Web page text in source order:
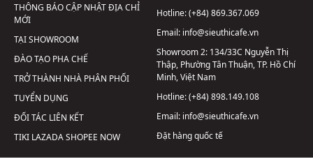
THÔNG BÁO CẬP NHẬT ĐỊA CHỈ
MỚI
TẠI SHOWROOM
ĐÀO TẠO PHA CHẾ
TRỞ THÀNH NHÀ PHÂN PHỐI
TUYỂN DỤNG
ĐỐI TÁC LIÊN KẾT
TIKI LAZADASHOPEE NOW
Hotline:(+84) 869.367.069
Email: info@sieuthicafe.vn
Showroom 2: 134/33C Nguyễn Thị
Thập, Phường Tân Thuận, TP. Hồ Chí
Minh, Việt Nam
Hotline:(+84) 898.149.108
Email: info@sieuthicafe.vn
Đặt hàng quốc tế